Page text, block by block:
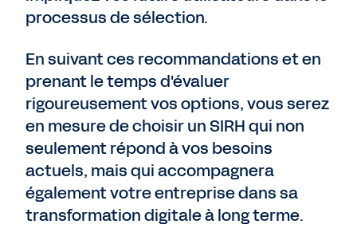
processus de sélection.
En suivant ces recommandations et en
prenant le temps d'évaluer
rigoureusement vos options, vous serez
en mesure de choisir un SIRH qui non
seulement répond à vos besoins
actuels, mais qui accompagnera
également votre entreprise dans sa
transformation digitale à long terme.